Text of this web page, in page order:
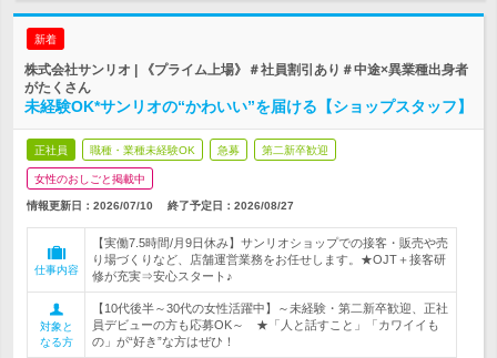
新着
株式会社サンリオ | 《プライム上場》＃社員割引あり＃中途×異業種出身者
がたくさん
未経験OK*サンリオの“かわいい”を届ける【ショップスタッフ】
正社員 職種・業種未経験OK 急募 第二新卒歓迎
女性のおしごと掲載中
情報更新日：2026/07/10 終了予定日： 2026/08/27
仕事内容
【実働7.5時間/月9日休み】サンリオショップでの接客・販売や売
り場づくりなど、店舗運営業務をお任せします。★OJT＋接客研
修が充実⇒安心スタート♪
対象と
なる方
【10代後半～30代の女性活躍中】～未経験・第二新卒歓迎、正社
員デビューの方も応募OK～ ★「人と話すこと」「カワイイも
の」が“好き”な方はぜひ！